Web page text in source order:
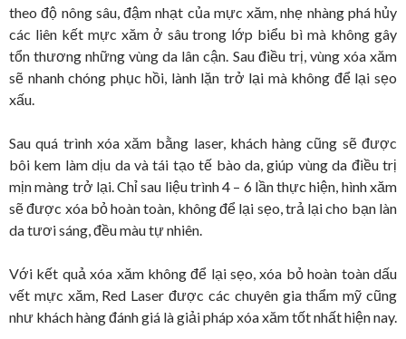
theo độ nông sâu, đậm nhạt của mực xăm, nhẹ nhàng phá hủy
các liên kết mực xăm ở sâu trong lớp biểu bì mà không gây
tổn thương những vùng da lân cận. Sau điều trị, vùng xóa xăm
sẽ nhanh chóng phục hồi, lành lặn trở lại mà không để lại sẹo
xấu.
Sau quá trình xóa xăm bằng laser, khách hàng cũng sẽ được
bôi kem làm dịu da và tái tạo tế bào da, giúp vùng da điều trị
mịn màng trở lại. Chỉ sau liệu trình 4 – 6 lần thực hiện, hình xăm
sẽ được xóa bỏ hoàn toàn, không để lại sẹo, trả lại cho bạn làn
da tươi sáng, đều màu tự nhiên.
Với kết quả xóa xăm không để lại sẹo, xóa bỏ hoàn toàn dấu
vết mực xăm, Red Laser được các chuyên gia thẩm mỹ cũng
như khách hàng đánh giá là giải pháp xóa xăm tốt nhất hiện nay.